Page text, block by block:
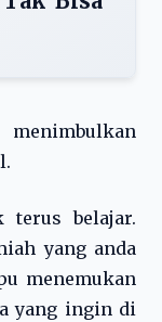
terus belajar.
yang anda
menemukan
yang ingin di